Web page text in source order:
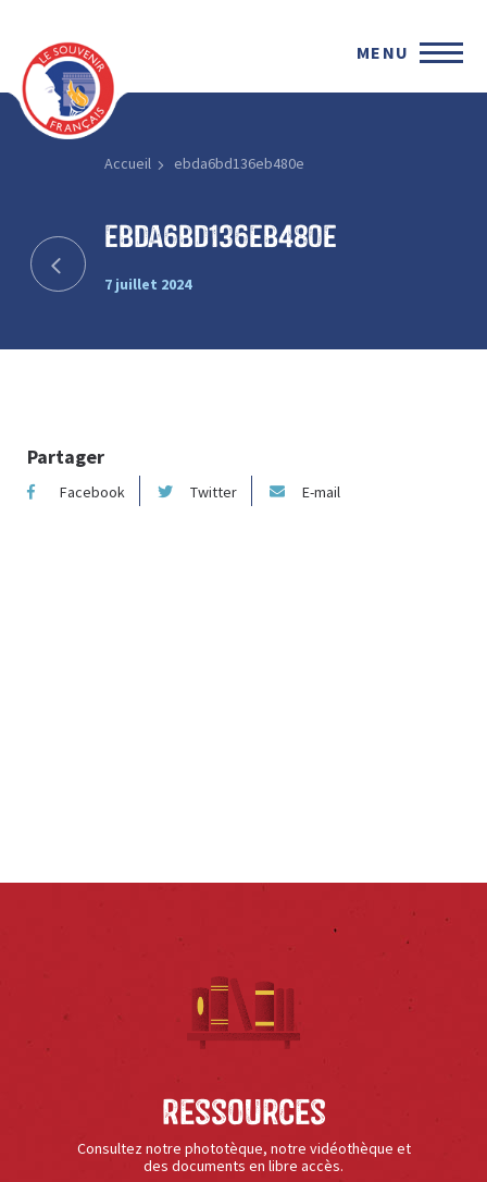
MENU
Accueil ebda6bd136eb480e
ebda6bd136eb480e
7 juillet 2024
Partager
Facebook Twitter E-mail
Ressources
Consultez notre phototèque, notre vidéothèque et
des documents en libre accès.